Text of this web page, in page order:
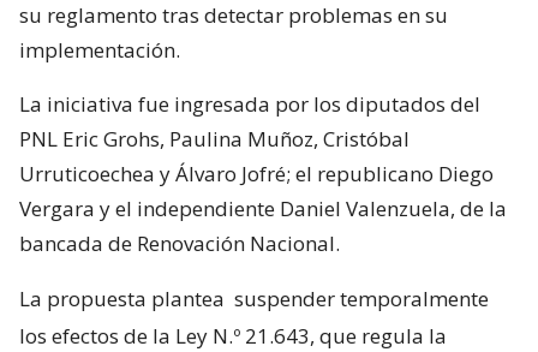
su reglamento tras detectar problemas en su
implementación.
La iniciativa fue ingresada por los diputados del
PNL Eric Grohs, Paulina Muñoz, Cristóbal
Urruticoechea y Álvaro Jofré; el republicano Diego
Vergara y el independiente Daniel Valenzuela, de la
bancada de Renovación Nacional.
La propuesta plantea suspender temporalmente
los efectos de la Ley N.º 21.643, que regula la